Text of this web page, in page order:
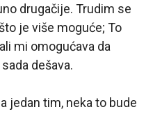
drugačije. Trudim se
je više moguće; To
mi omogućava da
dešava.
jedan tim, neka to bude